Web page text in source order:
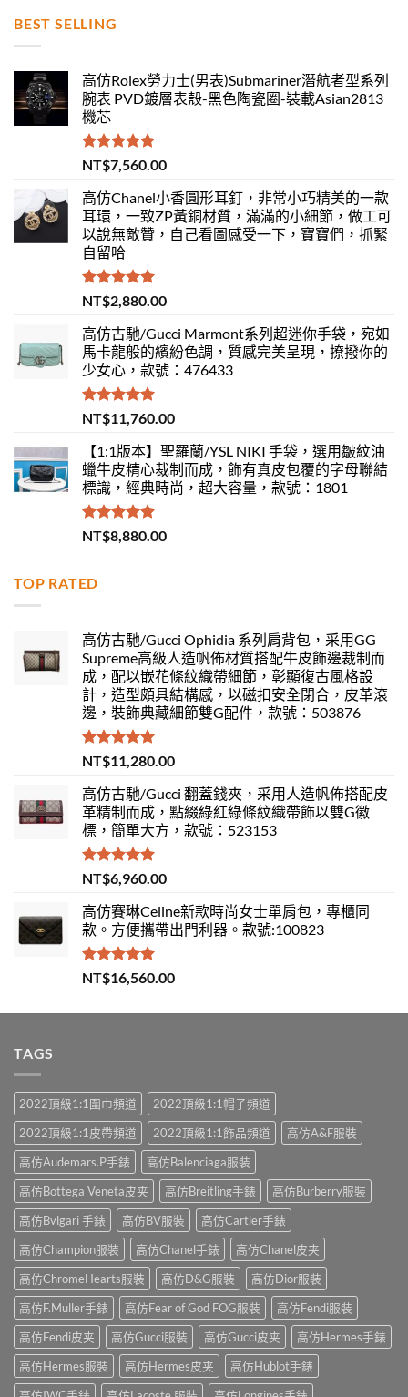
BEST SELLING
高仿Rolex勞力士(男表)Submariner潛航者型系列
腕表 PVD鍍層表殼-黑色陶瓷圈-裝載Asian2813
機芯
評分 5.00
滿分 5
NT$7,560.00
高仿Chanel小香圓形耳釘，非常小巧精美的一款
耳環，一致ZP黃銅材質，滿滿的小細節，做工可
以說無敵贊，自己看圖感受一下，寶寶們，抓緊
自留哈
評分 5.00
滿分 5
NT$2,880.00
高仿古馳/Gucci Marmont系列超迷你手袋，宛如
馬卡龍般的繽紛色調，質感完美呈現，撩撥你的
少女心，款號：476433
評分5.00
滿分 5
NT$11,760.00
【1:1版本】聖羅蘭/YSL NIKI 手袋，選用皺紋油
蠟牛皮精心裁制而成，飾有真皮包覆的字母聯結
標識，經典時尚，超大容量，款號：1801
評分 5.00
滿分 5
NT$8,880.00
TOP RATED
高仿古馳/Gucci Ophidia 系列肩背包，采用GG
Supreme高級人造帆佈材質搭配牛皮飾邊裁制而
成，配以嵌花條紋織帶細節，彰顯復古風格設
計，造型頗具結構感，以磁扣安全閉合，皮革滾
邊，裝飾典藏細節雙G配件，款號：503876
評分5.00
滿分 5
NT$11,280.00
高仿古馳/Gucci 翻蓋錢夾，采用人造帆佈搭配皮
革精制而成，點綴綠紅綠條紋織帶飾以雙G徽
標，簡單大方，款號：523153
評分 5.00
滿分 5
NT$6,960.00
高仿賽琳Celine新款時尚女士單肩包，專櫃同
款。方便攜帶出門利器。款號:100823
評分5.00
滿分 5
NT$16,560.00
TAGS
2022頂級1:1圍巾頻道
2022頂級1:1帽子頻道
2022頂級1:1皮帶頻道
2022頂級1:1飾品頻道
高仿A&F服裝
高仿Audemars.P手錶
高仿Balenciaga服裝
高仿Bottega Veneta皮夹
高仿Breitling手錶
高仿Burberry服裝
高仿Bvlgari 手錶
高仿BV服裝
高仿Cartier手錶
高仿Champion服裝
高仿Chanel手錶
高仿Chanel皮夹
高仿ChromeHearts服裝
高仿D&G服裝
高仿Dior服裝
高仿F.Muller手錶
高仿Fear of God FOG服裝
高仿Fendi服裝
高仿Fendi皮夹
高仿Gucci服裝 高仿Gucci皮夹
高仿Hermes手錶
高仿Hermes服裝
高仿Hermes皮夹
高仿Hublot手錶